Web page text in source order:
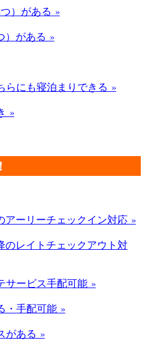
）がある »
）がある »
らにも寝泊まりできる »
»
アーリーチェックイン対応 »
のレイトチェックアウト対
サービス手配可能 »
・手配可能 »
がある »